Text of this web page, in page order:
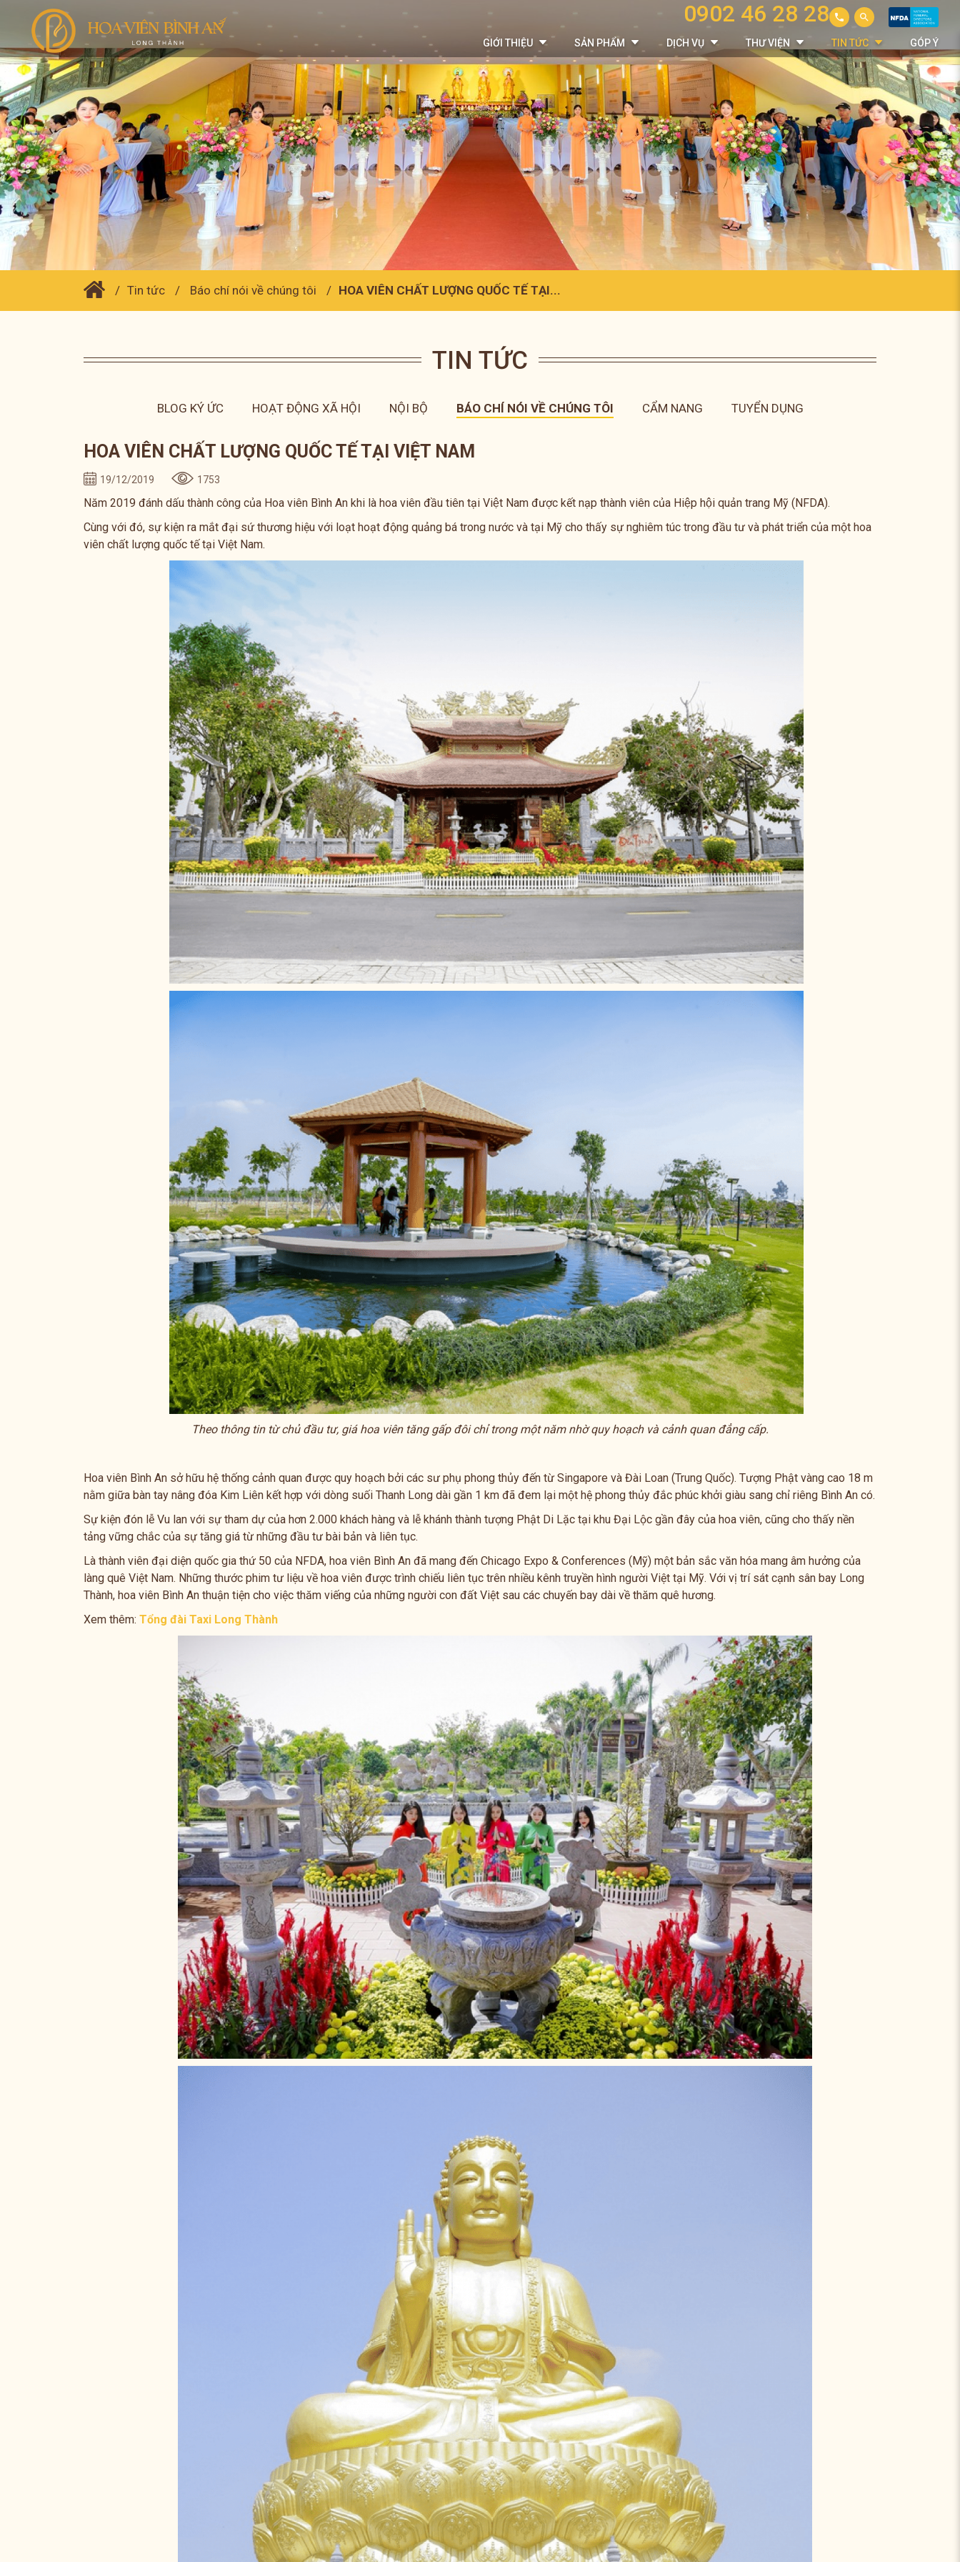
0902 46 28 28
GIỚI THIỆU SẢN PHẨM DỊCH VỤ THƯ VIỆN TIN TỨC GÓP Ý
Tin tức Báo chí nói về chúng tôi HOA VIÊN CHẤT LƯỢNG QUỐC TẾ TẠI...
TIN TỨC
BLOG KÝ ỨC HOẠT ĐỘNG XÃ HỘI NỘI BỘ BÁO CHÍ NÓI VỀ CHÚNG TÔI CẨM NANG TUYỂN DỤNG
HOA VIÊN CHẤT LƯỢNG QUỐC TẾ TẠI VIỆT NAM
19/12/2019 1753
Năm 2019 đánh dấu thành công của Hoa viên Bình An khi là hoa viên đầu tiên tại Việt Nam được kết nạp thành viên của Hiệp hội quản trang Mỹ (NFDA).
Cùng với đó, sự kiện ra mắt đại sứ thương hiệu với loạt hoạt động quảng bá trong nước và tại Mỹ cho thấy sự nghiêm túc trong đầu tư và phát triển của một hoa
viên chất lượng quốc tế tại Việt Nam.
Theo thông tin từ chủ đầu tư, giá hoa viên tăng gấp đôi chỉ trong một năm nhờ quy hoạch và cảnh quan đẳng cấp.
Hoa viên Bình An sở hữu hệ thống cảnh quan được quy hoạch bởi các sư phụ phong thủy đến từ Singapore và Đài Loan (Trung Quốc). Tượng Phật vàng cao 18 m
nằm giữa bàn tay nâng đóa Kim Liên kết hợp với dòng suối Thanh Long dài gần 1 km đã đem lại một hệ phong thủy đắc phúc khởi giàu sang chỉ riêng Bình An có.
Sự kiện đón lễ Vu lan với sự tham dự của hơn 2.000 khách hàng và lễ khánh thành tượng Phật Di Lặc tại khu Đại Lộc gần đây của hoa viên, cũng cho thấy nền
tảng vững chắc của sự tăng giá từ những đầu tư bài bản và liên tục.
Là thành viên đại diện quốc gia thứ 50 của NFDA, hoa viên Bình An đã mang đến Chicago Expo & Conferences (Mỹ) một bản sắc văn hóa mang âm hưởng của
làng quê Việt Nam. Những thước phim tư liệu về hoa viên được trình chiếu liên tục trên nhiều kênh truyền hình người Việt tại Mỹ. Với vị trí sát cạnh sân bay Long
Thành, hoa viên Bình An thuận tiện cho việc thăm viếng của những người con đất Việt sau các chuyến bay dài về thăm quê hương.
Xem thêm: Tổng đài Taxi Long Thành